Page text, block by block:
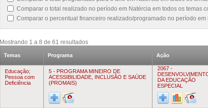
Comparar o total realizado no período em Natércia em todos os temas
Comparar o percentual financeiro realizado/programado no período
Mostrando 1 a 8 de 61 resultados
Temas Programa Ação
Educação;
Pessoa com
Deficiência
5 - PROGRAMA MINEIRO DE
ACESSIBILIDADE, INCLUSÃO E SAÚDE
(PROMAIS)
2067 -
DA EDUCAÇÃO
ESPECIAL